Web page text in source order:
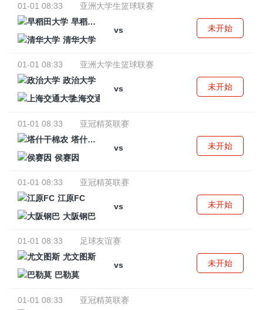
01-01 08:33
亚洲大学生篮球联赛
早稻田大学
vs
清华大学
未开始
01-01 08:33
亚洲大学生篮球联赛
政治大学
vs
上海交通大学
未开始
01-01 08:33
亚冠精英联赛
塔什干棉农
vs
侯赛因
未开始
01-01 08:33
亚冠精英联赛
江原FC
vs
大阪钢巴
未开始
01-01 08:33
足球友谊赛
尤文图斯
vs
巴勒莫
未开始
01-01 08:33
亚冠精英联赛